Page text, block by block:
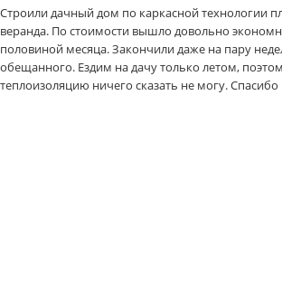
Строили дачный дом по каркасной технологии
веранда. По стоимости вышло довольно
половиной месяца. Закончили даже на пару
обещанного. Ездим на дачу только летом,
теплоизоляцию ничего сказать не могу. Спасибо